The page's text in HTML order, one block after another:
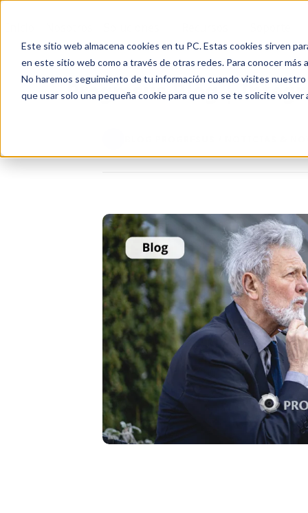
Este sitio web almacena cookies en tu PC. Estas cookies sirven
en este sitio web como a través de otras redes. Para conocer
No haremos seguimiento de tu información cuando visites
que usar solo una pequeña cookie para que no se te solicite
Progresus Blog |